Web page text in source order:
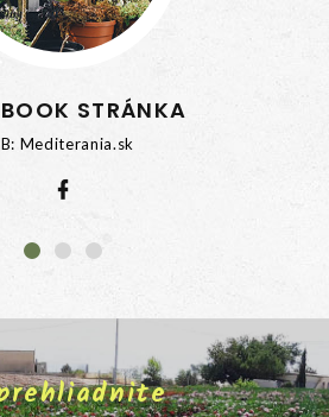
STRÁNKA
Mediterania.sk